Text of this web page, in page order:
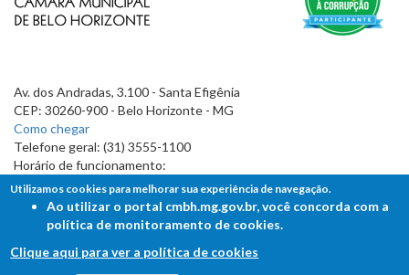
Av. dos Andradas, 3.100 - Santa Efigênia
CEP: 30260-900 - Belo Horizonte - MG
Como chegar
Telefone geral: (31) 3555-1100
Horário de funcionamento:
7h às 19h
Utilizamos cookies para melhorar sua experiência de navegação.
Ao utilizar o portal cmbh.mg.gov.br, você concorda com a
política de monitoramento de cookies.
Clique aqui para ver a política de cookies